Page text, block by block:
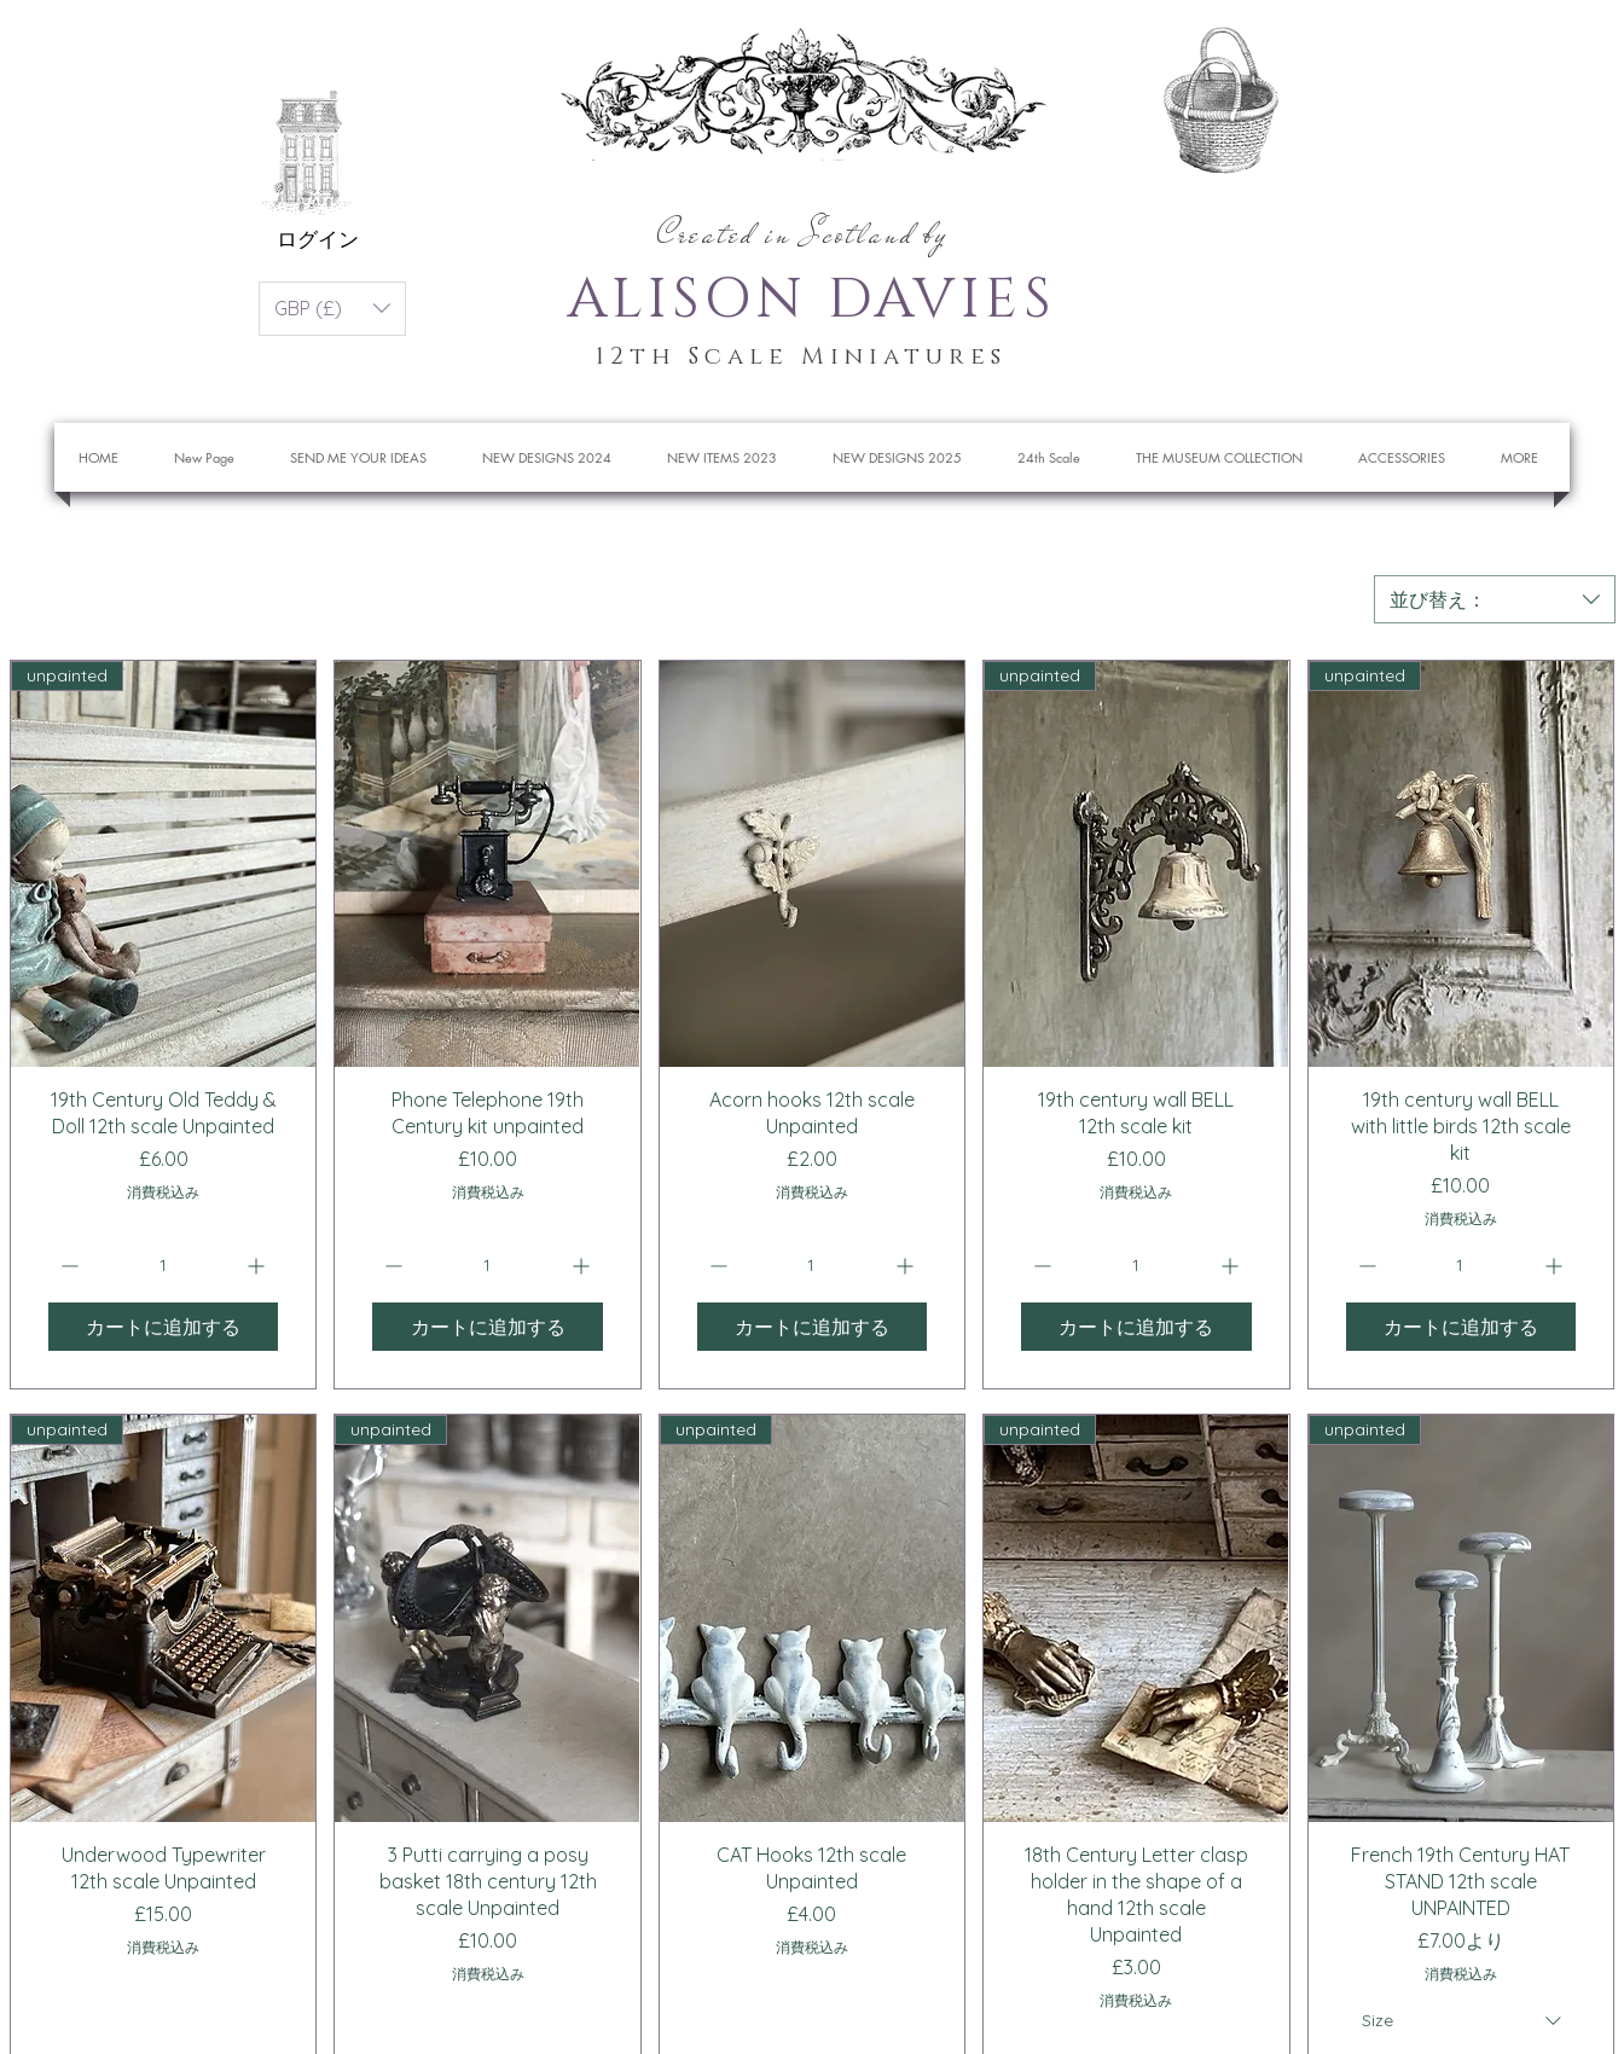
Created in Scotland by
ALISON DAVIES
ログイン
GBP (£)
12th Scale Miniatures
HOME New Page SEND ME YOUR IDEAS NEW DESIGNS 2024 NEW ITEMS 2023 NEW DESIGNS 2025 24th Scale THE MUSEUM COLLECTION ACCESSORIES MORE
並び替え：
クイックビュー
unpainted
19th Century Old Teddy &
Doll 12th scale Unpainted
価格
£6.00
消費税込み
カートに追加する
クイックビュー
Phone Telephone 19th
Century kit unpainted
価格
£10.00
消費税込み
カートに追加する
クイックビュー
Acorn hooks 12th scale
Unpainted
価格
£2.00
消費税込み
カートに追加する
クイックビュー
unpainted
19th century wall BELL
12th scale kit
価格
£10.00
消費税込み
カートに追加する
クイックビュー
unpainted
19th century wall BELL
with little birds 12th scale
kit
価格
£10.00
消費税込み
カートに追加する
クイックビュー
unpainted
Underwood Typewriter
12th scale Unpainted
価格
£15.00
消費税込み
クイックビュー
unpainted
3 Putti carrying a posy
basket 18th century 12th
scale Unpainted
価格
£10.00
消費税込み
クイックビュー
unpainted
CAT Hooks 12th scale
Unpainted
価格
£4.00
消費税込み
クイックビュー
unpainted
18th Century Letter clasp
holder in the shape of a
hand 12th scale
Unpainted
価格
£3.00
消費税込み
クイックビュー
unpainted
French 19th Century HAT
STAND 12th scale
UNPAINTED
£7.00より
セール価格
消費税込み
Size